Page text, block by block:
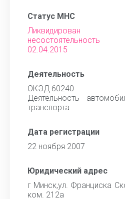
Статус МНС
Ликвидирован
02.04.2015
Деятельность
ОКЭД 60240
Деятельность
транспорта
Дата регистрации
22 ноября 2007
Юридический адрес
г Минск,ул. Франциска
ком. 212а